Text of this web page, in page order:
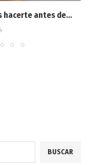
hacerte antes de...
BUSCAR